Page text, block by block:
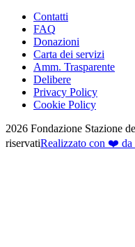
Contatti
FAQ
Donazioni
Carta dei servizi
Amm. Trasparente
Delibere
Privacy Policy
Cookie Policy
2026 Fondazione Stazione
riservatiRealizzato con ❤️ da